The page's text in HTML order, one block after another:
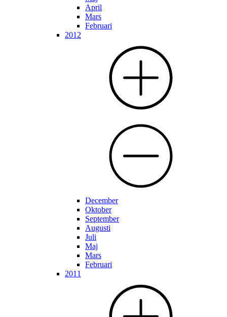
April
Mars
Februari
2012
December
Oktober
September
Augusti
Juli
Maj
Mars
Februari
2011